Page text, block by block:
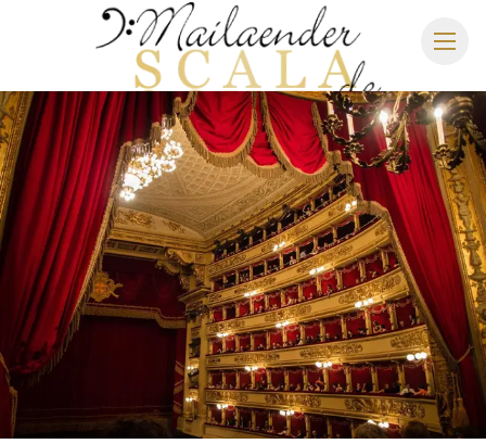
MAILÄNDER SCALA
SPIELPLAN 2026/2027
SITZPLAN HOTELS